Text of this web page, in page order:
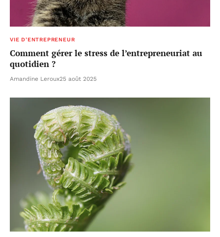
VIE D’ENTREPRENEUR
Comment gérer le stress de l’entrepreneuriat au
quotidien ?
Amandine Leroux25 août 2025